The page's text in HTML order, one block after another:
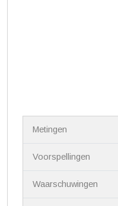
Metingen
Voorspellingen
Waarschuwingen